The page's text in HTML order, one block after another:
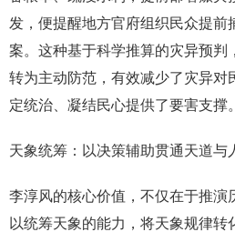
发，便提醒地方官府组织民众提前
案。这种基于科学推算的灾异预判
转为主动防范，有效减少了灾异对
定统治、凝结民心提供了要害支撑。
天象统筹：以决策辅助贯通天道与
李淳风的核心价值，不仅在于推演
以统筹天象的能力，将天象规律转